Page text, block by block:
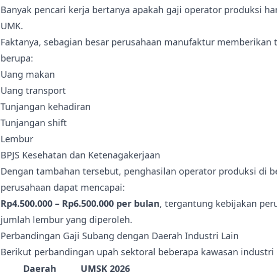
Banyak pencari kerja bertanya apakah gaji operator produksi
UMK.
Faktanya, sebagian besar perusahaan manufaktur memberikan
berupa:
Uang makan
Uang transport
Tunjangan kehadiran
Tunjangan shift
Lembur
BPJS Kesehatan dan Ketenagakerjaan
Dengan tambahan tersebut, penghasilan operator produksi di
perusahaan dapat mencapai:
Rp4.500.000 – Rp6.500.000 per bulan, tergantung kebijakan
jumlah lembur yang diperoleh.
Perbandingan Gaji Subang dengan Daerah Industri Lain
Berikut perbandingan upah sektoral beberapa kawasan industri
Daerah
UMSK 2026